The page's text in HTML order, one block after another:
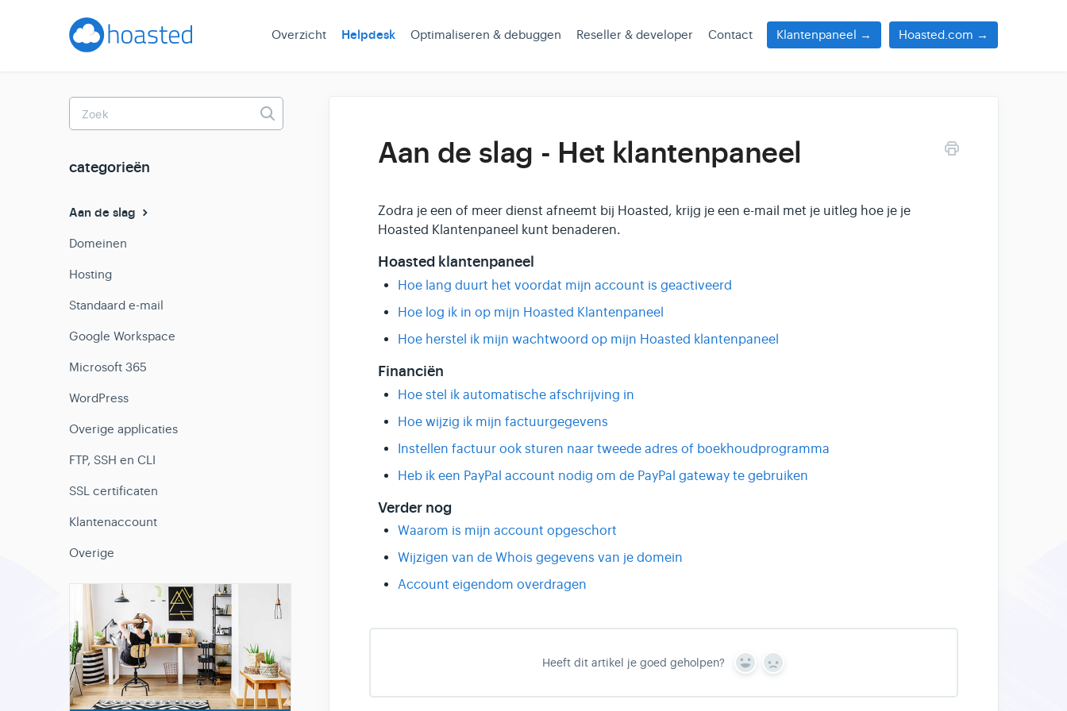
Overzicht Helpdesk Optimaliseren & debuggen Reseller & developer Contact Klantenpaneel → Hoasted.com →
Aan de slag - Het klantenpaneel
Zodra je een of meer dienst afneemt bij Hoasted, krijg je een e-mail met je uitleg hoe je je
Hoasted Klantenpaneel kunt benaderen.
Hoasted klantenpaneel
Hoe lang duurt het voordat mijn account is geactiveerd
Hoe log ik in op mijn Hoasted Klantenpaneel
Hoe herstel ik mijn wachtwoord op mijn Hoasted klantenpaneel
Financiën
Hoe stel ik automatische afschrijving in
Hoe wijzig ik mijn factuurgegevens
Instellen factuur ook sturen naar tweede adres of boekhoudprogramma
Heb ik een PayPal account nodig om de PayPal gateway te gebruiken
Verder nog
Waarom is mijn account opgeschort
Wijzigen van de Whois gegevens van je domein
Account eigendom overdragen
Heeft dit artikel je goed geholpen?
Y
s
N
Toggle
Search
categorieën
Aan de slag
Domeinen
Hosting
Standaard e-mail
Google Workspace
Microsoft 365
WordPress
Overige applicaties
FTP, SSH en CLI
SSL certificaten
Klantenaccount
Overige